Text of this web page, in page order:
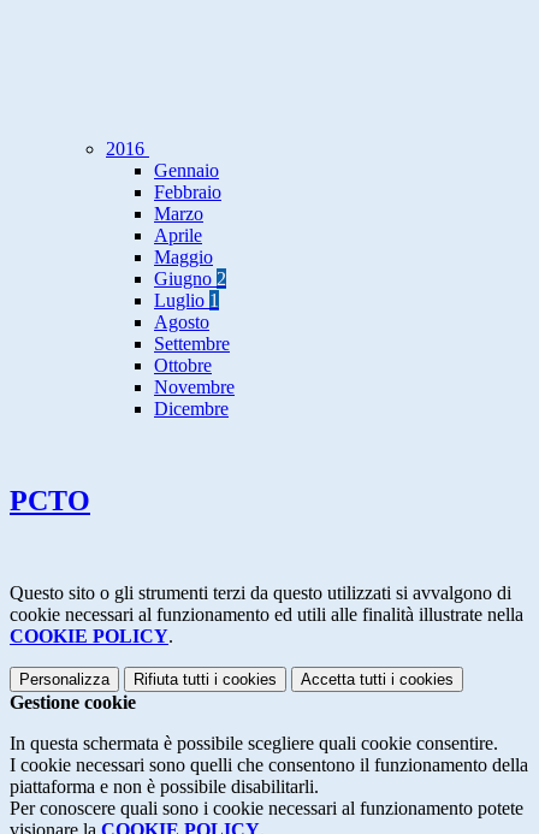
2016
Gennaio
Febbraio
Marzo
Aprile
Maggio
Giugno 2
Luglio 1
Agosto
Settembre
Ottobre
Novembre
Dicembre
PCTO
Questo sito o gli strumenti terzi da questo utilizzati si avvalgono di
cookie necessari al funzionamento ed utili alle finalità illustrate nella
COOKIE POLICY.
Personalizza Rifiuta tutti i cookies Accetta tutti i cookies
Gestione cookie
In questa schermata è possibile scegliere quali cookie consentire.
I cookie necessari sono quelli che consentono il funzionamento della
piattaforma e non è possibile disabilitarli.
Per conoscere quali sono i cookie necessari al funzionamento potete
visionare la COOKIE POLICY.